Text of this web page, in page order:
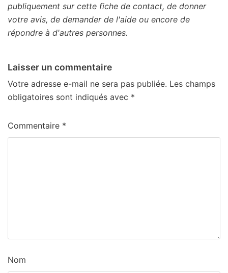
publiquement sur cette fiche de contact, de donner
votre avis, de demander de l'aide ou encore de
répondre à d'autres personnes.
Laisser un commentaire
Votre adresse e-mail ne sera pas publiée. Les champs
obligatoires sont indiqués avec *
Commentaire *
Nom